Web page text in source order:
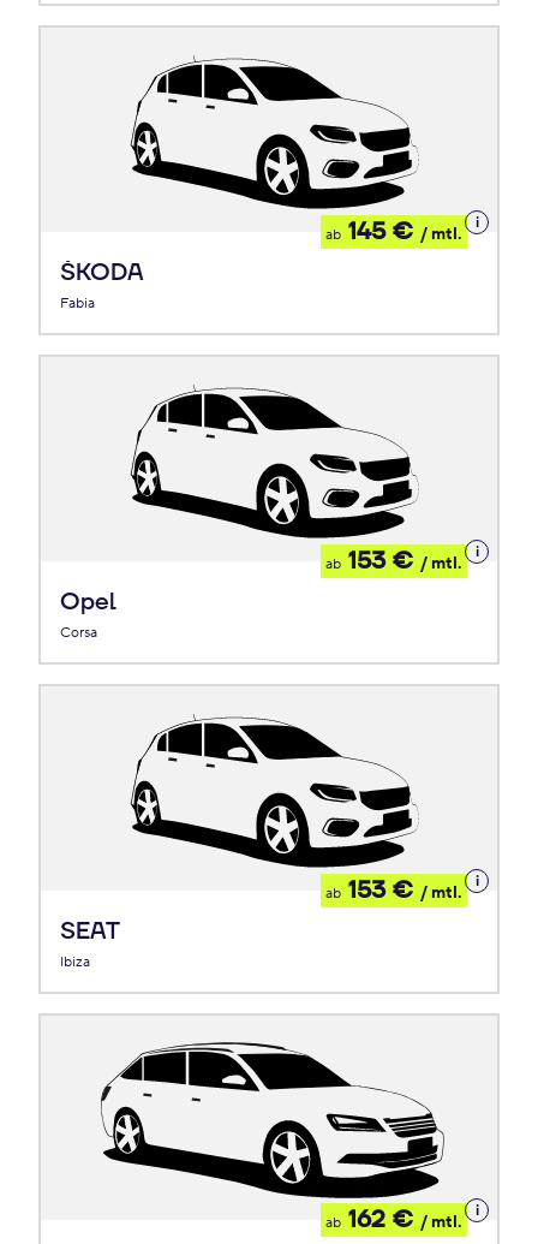
ŠKODA
Fabia
ab 145 € / mtl.
Details
zum
Opel
Corsa
ab 153 € / mtl.
Details
zum
SEAT
Ibiza
ab 153 € / mtl.
Details
zum
ab 162 € / mtl.
Details
zum